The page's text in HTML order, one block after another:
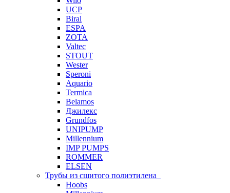
UCP
Biral
ESPA
ZOTA
Valtec
STOUT
Wester
Speroni
Aquario
Termica
Belamos
Джилекс
Grundfos
UNIPUMP
Millennium
IMP PUMPS
ROMMER
ELSEN
Трубы из сшитого полиэтилена
Hoobs